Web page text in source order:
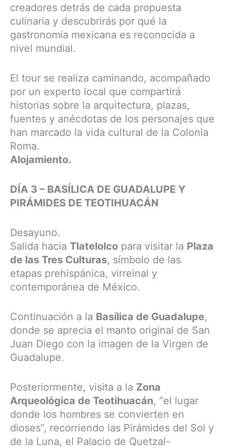
creadores detrás de cada propuesta
culinaria y descubrirás por qué la
gastronomía mexicana es reconocida a
nivel mundial.
El tour se realiza caminando, acompañado
por un experto local que compartirá
historias sobre la arquitectura, plazas,
fuentes y anécdotas de los personajes que
han marcado la vida cultural de la Colonia
Roma.
Alojamiento.
DÍA 3 – BASÍLICA DE GUADALUPE Y
PIRÁMIDES DE TEOTIHUACÁN
Desayuno.
Salida hacia Tlatelolco para visitar la Plaza
de las Tres Culturas, símbolo de las
etapas prehispánica, virreinal y
contemporánea de México.
Continuación a la Basílica de Guadalupe,
donde se aprecia el manto original de San
Juan Diego con la imagen de la Virgen de
Guadalupe.
Posteriormente, visita a la Zona
Arqueológica de Teotihuacán, “el lugar
donde los hombres se convierten en
dioses”, recorriendo las Pirámides del Sol y
de la Luna, el Palacio de Quetzal-